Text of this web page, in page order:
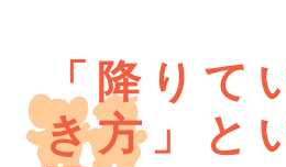
「降りて
き方」と